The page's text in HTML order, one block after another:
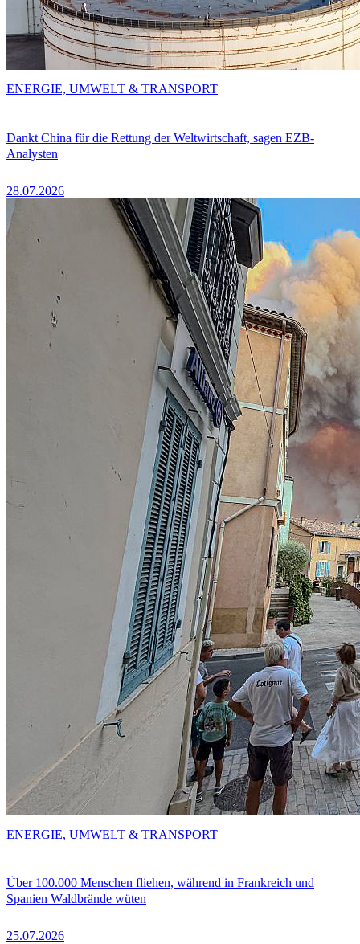
Dankt China für die Rettung der Weltwirtschaft, sagen EZB-
Analysten
28.07.2026
ENERGIE, UMWELT & TRANSPORT
Über 100.000 Menschen fliehen, während in Frankreich und
Spanien Waldbrände wüten
25.07.2026
ENERGIE, UMWELT & TRANSPORT